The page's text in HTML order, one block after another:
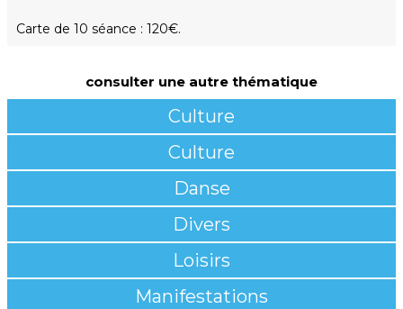
Carte de 10 séance : 120€.
consulter une autre thématique
Culture
Culture
Danse
Divers
Loisirs
Manifestations